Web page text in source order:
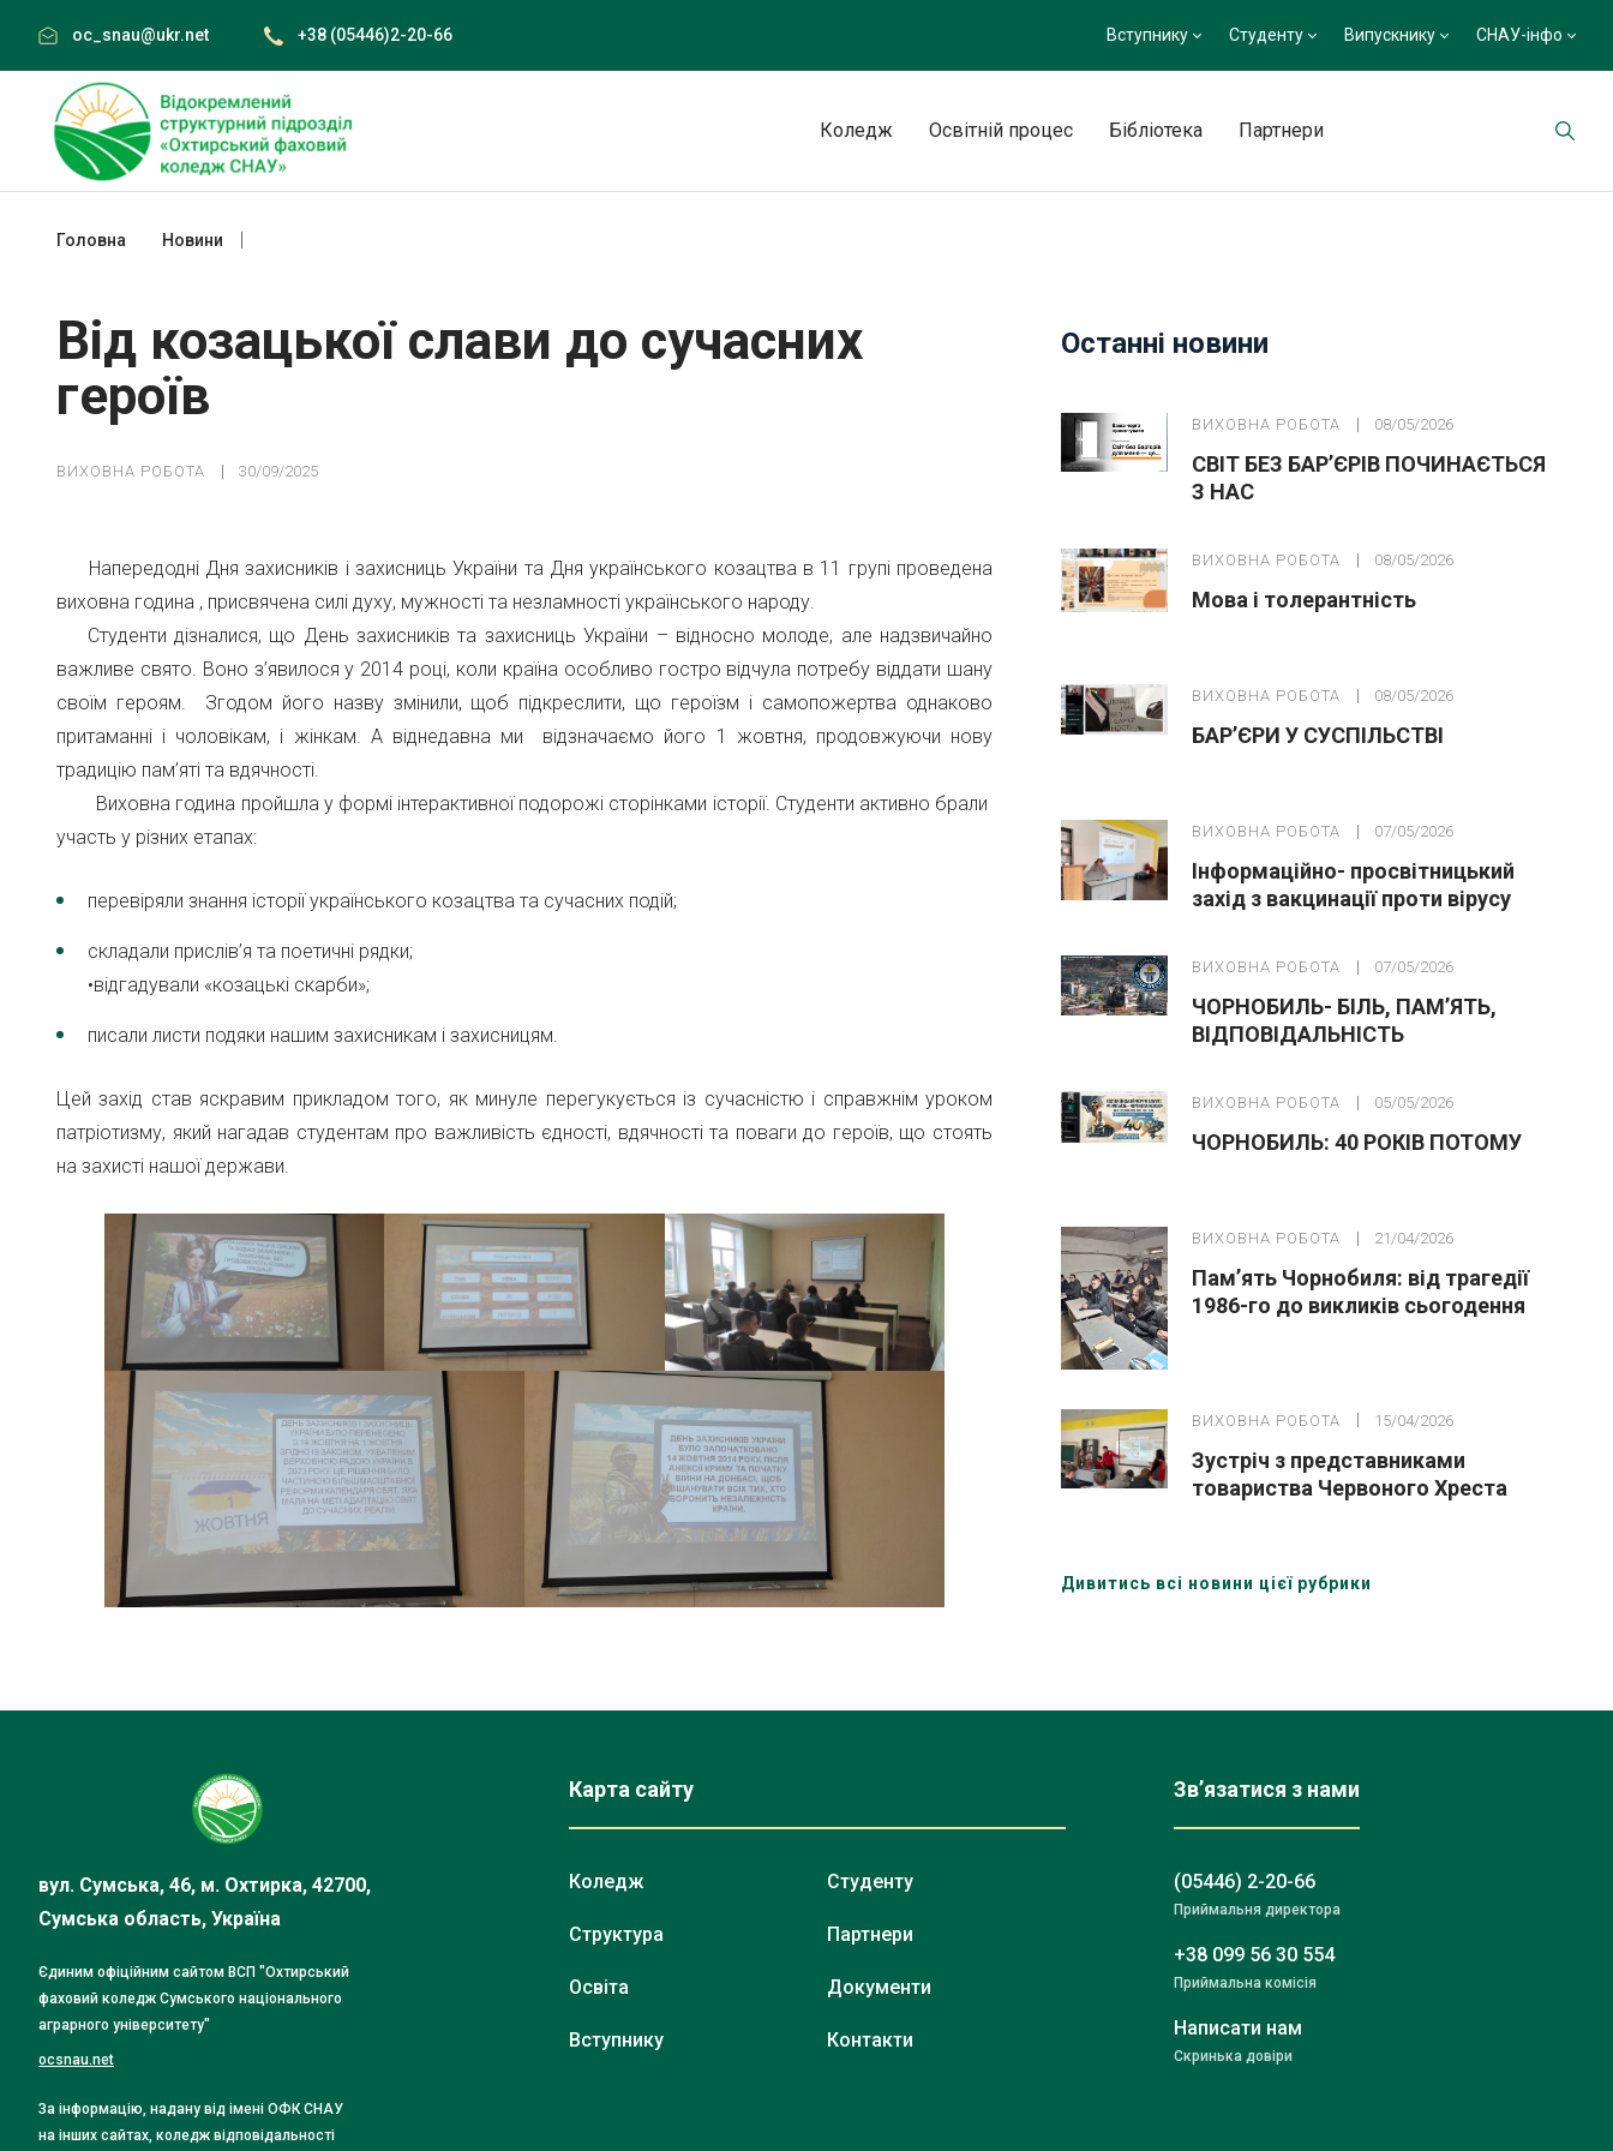
content
oc_snau@ukr.net +38 (05446)2-20-66 Вступнику Студенту Випускнику СНАУ-інфо
Коледж Освітній процес Бібліотека Партнери
Головна Новини
Від козацької слави до сучасних
героїв
ВИХОВНА РОБОТА 30/09/2025
Напередодні Дня захисників і захисниць України та Дня українського козацтва в 11 групі проведена
виховна година , присвячена силі духу, мужності та незламності українського народу.
Студенти дізналися, що День захисників та захисниць України – відносно молоде, але надзвичайно
важливе свято. Воно з’явилося у 2014 році, коли країна особливо гостро відчула потребу віддати шану
своїм героям. Згодом його назву змінили, щоб підкреслити, що героїзм і самопожертва однаково
притаманні і чоловікам, і жінкам. А віднедавна ми відзначаємо його 1 жовтня, продовжуючи нову
традицію пам’яті та вдячності.
Виховна година пройшла у формі інтерактивної подорожі сторінками історії. Студенти активно брали
участь у різних етапах:
перевіряли знання історії українського козацтва та сучасних подій;
складали прислів’я та поетичні рядки;
•відгадували «козацькі скарби»;
писали листи подяки нашим захисникам і захисницям.
Цей захід став яскравим прикладом того, як минуле перегукується із сучасністю і справжнім уроком
патріотизму, який нагадав студентам про важливість єдності, вдячності та поваги до героїв, що стоять
на захисті нашої держави.
Останні новини
ВИХОВНА РОБОТА 08/05/2026
СВІТ БЕЗ БАР’ЄРІВ ПОЧИНАЄТЬСЯ
З НАС
ВИХОВНА РОБОТА 08/05/2026
Мова і толерантність
ВИХОВНА РОБОТА 08/05/2026
БАР’ЄРИ У СУСПІЛЬСТВІ
ВИХОВНА РОБОТА 07/05/2026
Інформаційно- просвітницький
захід з вакцинації проти вірусу
ВИХОВНА РОБОТА 07/05/2026
ЧОРНОБИЛЬ- БІЛЬ, ПАМ’ЯТЬ,
ВІДПОВІДАЛЬНІСТЬ
ВИХОВНА РОБОТА 05/05/2026
ЧОРНОБИЛЬ: 40 РОКІВ ПОТОМУ
ВИХОВНА РОБОТА 21/04/2026
Пам’ять Чорнобиля: від трагедії
1986-го до викликів сьогодення
ВИХОВНА РОБОТА 15/04/2026
Зустріч з представниками
товариства Червоного Хреста
Дивитись всі новини цієї рубрики
вул. Сумська, 46, м. Охтирка, 42700,
Сумська область, Україна
Єдиним офіційним сайтом ВСП "Охтирський
фаховий коледж Сумського національного
аграрного університету"
ocsnau.net
За інформацію, надану від імені ОФК СНАУ
на інших сайтах, коледж відповідальності
Карта сайту
Коледж
Структура
Освіта
Вступнику
Студенту
Партнери
Документи
Контакти
Зв’язатися з нами
(05446) 2-20-66
Приймальня директора
+38 099 56 30 554
Приймальна комісія
Написати нам
Скринька довіри